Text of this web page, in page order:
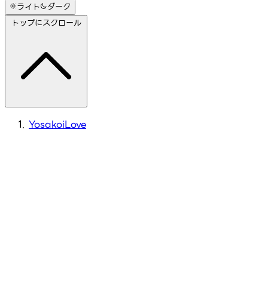
ライト
ダーク
トップにスクロール
YosakoiLove